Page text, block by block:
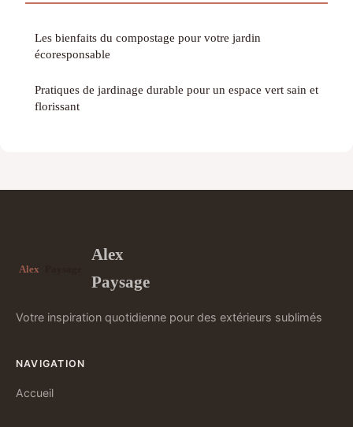
Les bienfaits du compostage pour votre jardin
écoresponsable
Pratiques de jardinage durable pour un espace vert sain et
florissant
Alex
Paysage
Votre inspiration quotidienne pour des extérieurs sublimés
NAVIGATION
Accueil